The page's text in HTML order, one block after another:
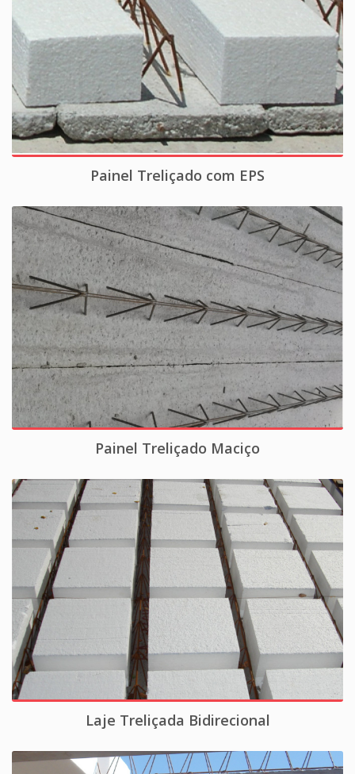
Painel Treliçado com EPS
Painel Treliçado Maciço
Laje Treliçada Bidirecional